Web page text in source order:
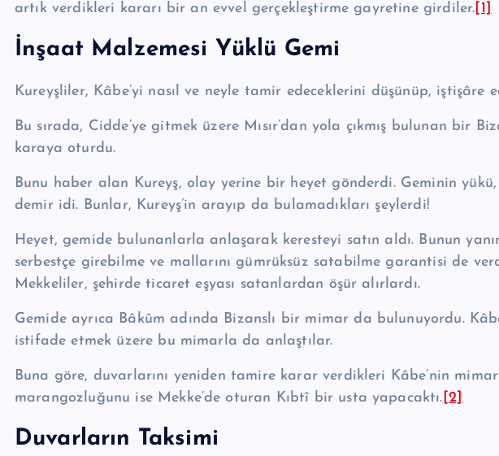
artık verdikleri ka­rarı bir an evvel gerçekleştirme gayretine girdiler. [1]
İnşaat Malzemesi Yüklü Gemi
Ku­reyşliler, Kâbe’yi nasıl ve neyle tamir edeceklerini düşünüp, iştişâre
Bu sırada, Cidde’ye gitmek üzere Mısır’dan yola çıkmış bulunan bir
karaya oturdu.
Bunu haber alan Ku­reyş, olay yerine bir heyet gönderdi. Ge­minin
demir idi. Bunlar, Ku­reyş’in arayıp da bulama­dıkları şeylerdi!
Heyet, gemide bulunanlarla anlaşarak keresteyi satın aldı. Bunun
serbestçe girebilme ve mallarını gümrüksüz sata­bilme garantisi de
Mekkeliler, şehirde ticaret eş­yası satanlardan öşür alırlardı.
Gemide ayrıca Bâkûm adında Bizanslı bir mimar da bulunuyordu.
istifade etmek üzere bu mimarla da anlaştılar.
Buna göre, duvarlarını yeniden tamire karar verdikleri Kâbe’nin
marangozluğunu ise Mekke’de oturan Kıbtî bir usta yapa­caktı. [2]
Duvarların Taksimi